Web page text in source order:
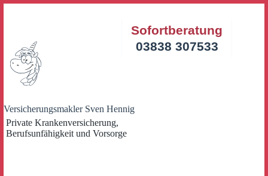
Versicherungsmakler Sven Hennig
Private Krankenversicherung,
Berufsunfähigkeit und Vorsorge
Sofortberatung
03838 307533